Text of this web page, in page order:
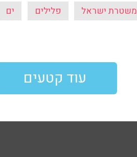
משטרת ישראל פלילים ים
עוד קטעים